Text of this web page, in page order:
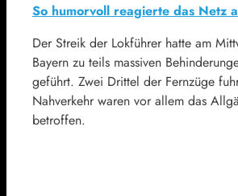
So humorvoll reagierte das Netz
Der Streik der Lokführer hatte am
Bayern zu teils massiven
geführt. Zwei Drittel der Fernzüge
Nahverkehr waren vor allem das
betroffen.